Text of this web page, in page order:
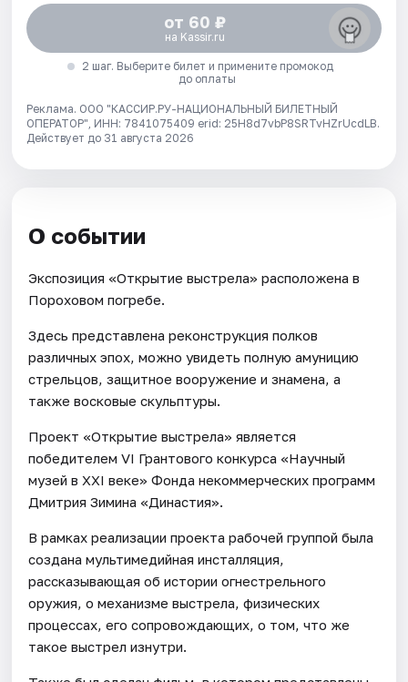
от 60 ₽
на Kassir.ru
2 шаг. Выберите билет и примените промокод
до оплаты
Реклама. ООО "КАССИР.РУ-НАЦИОНАЛЬНЫЙ БИЛЕТНЫЙ
ОПЕРАТОР", ИНН: 7841075409 erid: 25H8d7vbP8SRTvHZrUcdLB.
Действует до 31 августа 2026
О событии
Экспозиция «Открытие выстрела» расположена в
Пороховом погребе.
Здесь представлена реконструкция полков
различных эпох, можно увидеть полную амуницию
стрельцов, защитное вооружение и знамена, а
также восковые скульптуры.
Проект «Открытие выстрела» является
победителем VI Грантового конкурса «Научный
музей в XXI веке» Фонда некоммерческих программ
Дмитрия Зимина «Династия».
В рамках реализации проекта рабочей группой была
создана мультимедийная инсталляция,
рассказывающая об истории огнестрельного
оружия, о механизме выстрела, физических
процессах, его сопровождающих, о том, что же
такое выстрел изнутри.